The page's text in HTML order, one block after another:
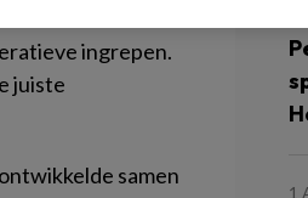
keuze uit
ingrepen.
juiste
samen
1